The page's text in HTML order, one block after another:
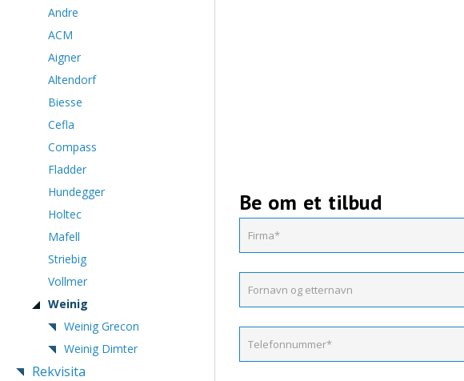
Andre
ACM
Aigner
Altendorf
Biesse
Cefla
Compass
Fladder
Hundegger
Holtec
Mafell
Striebig
Vollmer
Weinig
Weinig Grecon
Weinig Dimter
Rekvisita
Be om et tilbud